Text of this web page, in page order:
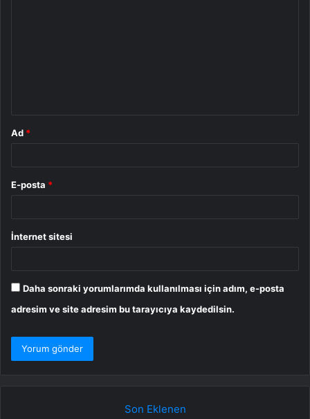
Ad *
E-posta *
İnternet sitesi
Daha sonraki yorumlarımda kullanılması için adım, e-posta
adresim ve site adresim bu tarayıcıya kaydedilsin.
Son Eklenen